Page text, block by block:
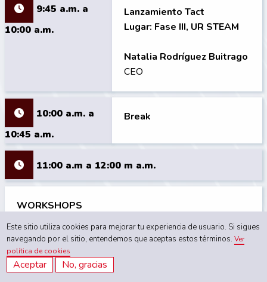
SOLD OUT
9:45 a.m. a
10:00 a.m.
Lanzamiento Tact
Lugar: Fase III, UR STEAM
Natalia Rodríguez Buitrago
CEO
10:00 a.m. a
10:45 a.m.
Break
11:00 a.m a 12:00 m a.m.
WORKSHOPS
los participantes deberán elegir uno de los
siguientes espacios:
Este sitio utiliza cookies para mejorar tu experiencia de usuario. Si sigues
navegando por el sitio, entendemos que aceptas estos términos.Ver
política de cookies
Aceptar No, gracias